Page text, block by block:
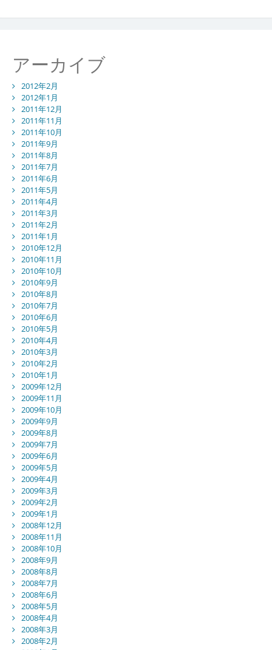
アーカイブ
2012年2月
2012年1月
2011年12月
2011年11月
2011年10月
2011年9月
2011年8月
2011年7月
2011年6月
2011年5月
2011年4月
2011年3月
2011年2月
2011年1月
2010年12月
2010年11月
2010年10月
2010年9月
2010年8月
2010年7月
2010年6月
2010年5月
2010年4月
2010年3月
2010年2月
2010年1月
2009年12月
2009年11月
2009年10月
2009年9月
2009年8月
2009年7月
2009年6月
2009年5月
2009年4月
2009年3月
2009年2月
2009年1月
2008年12月
2008年11月
2008年10月
2008年9月
2008年8月
2008年7月
2008年6月
2008年5月
2008年4月
2008年3月
2008年2月